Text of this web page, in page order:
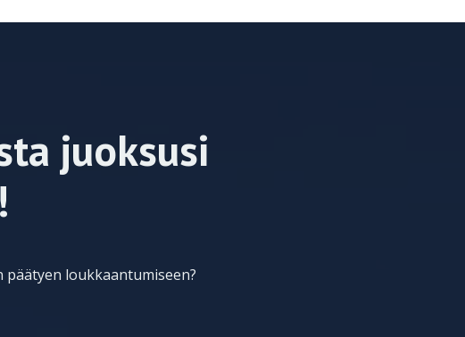
juoksusi
loukkaantumiseen?